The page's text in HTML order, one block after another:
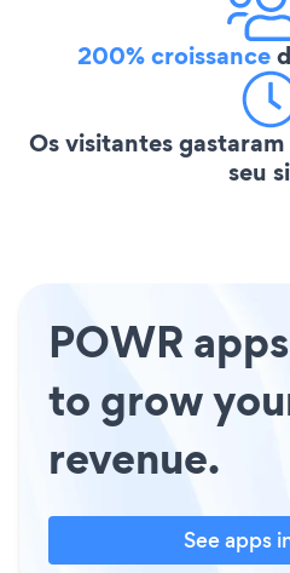
200% croissance
Os visitantes gastaram
seu
POWR
to grow
revenue.
See apps